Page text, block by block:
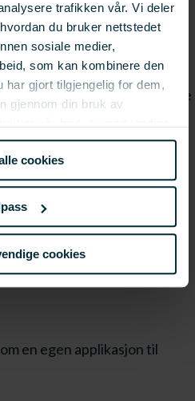
trafikken vår. Vi deler
du bruker nettstedet
sosiale medier,
som kan kombinere den
har gjort tilgjengelig for dem,
gjennom din bruk av
bruke nettstedet vårt.
cookies
cookies
og testet med gode
båtens bevegelser
stabilitet. Den varsler
situasjoner. Dette vil gjøre
som et
enkelt kan legge inn
og kontrollere båtens
havet.
en egen applikasjon til